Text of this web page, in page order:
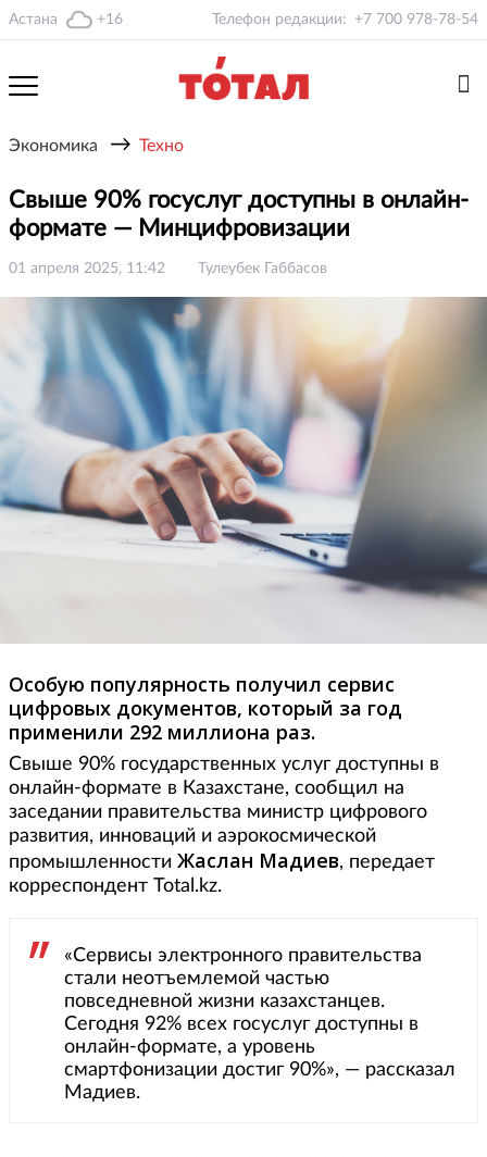
Астана +16 Телефон редакции: +7 700 978-78-54
Экономика → Техно
Свыше 90% госуслуг доступны в онлайн-
формате — Минцифровизации
01 апреля 2025, 11:42 Тулеубек Габбасов
Особую популярность получил сервис
цифровых документов, который за год
применили 292 миллиона раз.
Свыше 90% государственных услуг доступны в
онлайн-формате в Казахстане, сообщил на
заседании правительства министр цифрового
развития, инноваций и аэрокосмической
промышленности Жаслан Мадиев, передает
корреспондент Total.kz.
«Сервисы электронного правительства
стали неотъемлемой частью
повседневной жизни казахстанцев.
Сегодня 92% всех госуслуг доступны в
онлайн-формате, а уровень
смартфонизации достиг 90%», — рассказал
Мадиев.